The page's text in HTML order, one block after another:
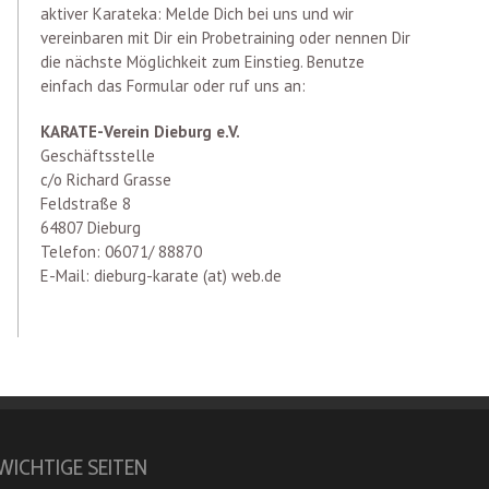
aktiver Karateka: Melde Dich bei uns und wir
vereinbaren mit Dir ein Probetraining oder nennen Dir
die nächste Möglichkeit zum Einstieg. Benutze
einfach das Formular oder ruf uns an:
KARATE-Verein Dieburg e.V.
Geschäftsstelle
c/o Richard Grasse
Feldstraße 8
64807 Dieburg
Telefon: 06071/ 88870
E-Mail: dieburg-karate (at) web.de
SEITEN